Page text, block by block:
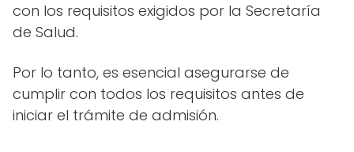
con los requisitos exigidos por la Secretaría
de Salud.
Por lo tanto, es esencial asegurarse de
cumplir con todos los requisitos antes de
iniciar el trámite de admisión.